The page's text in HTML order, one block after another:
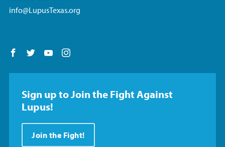
info@LupusTexas.org
Follow us on Facebook
Follow us on Twitter
Follow us on YouTube
Sign up to Join the Fight Against
Lupus!
Join the Fight!